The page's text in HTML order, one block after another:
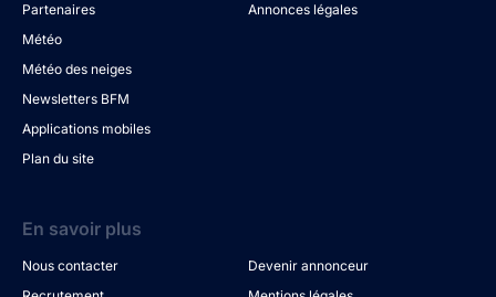
Partenaires
Météo
Météo des neiges
Newsletters BFM
Applications mobiles
Plan du site
Annonces légales
En savoir plus
Nous contacter
Devenir annonceur